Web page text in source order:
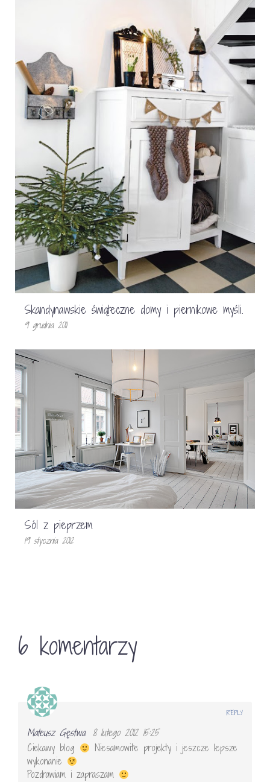
Skandynawskie świąteczne domy i piernikowe myśli.
9 grudnia 2011
Sól z pieprzem
19 stycznia 2012
6 komentarzy
Mateusz Gęstwa
8 lutego 2012 15:25
Ciekawy blog
Niesamowite projekty i jeszcze lepsze
wykonanie
Pozdrawiam i zapraszam
REPLY